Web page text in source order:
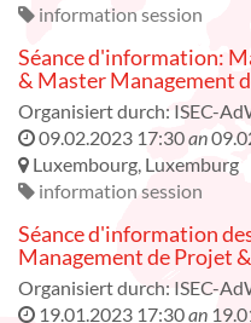
information session
Séance d'information:
& Master Management
Organisiert durch: ISEC-
09.02.2023 17:30an
Luxembourg, Luxemburg
information session
Séance d'information
Management de Projet
Organisiert durch: ISEC-
19.01.2023 17:30an